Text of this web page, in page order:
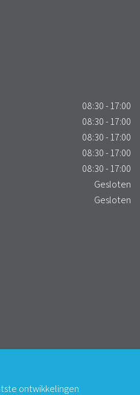
08:30 - 17:00
08:30 - 17:00
08:30 - 17:00
08:30 - 17:00
08:30 - 17:00
Gesloten
Gesloten
ontwikkelingen